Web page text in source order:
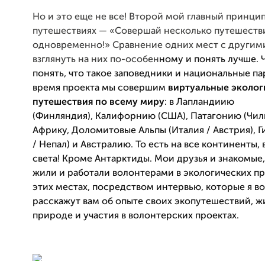
Но и это еще не все! Второй мой главный
путешествиях — «Совершай несколько
одновременно!» Сравнение одних мест с
взглянуть на них по-особенному и понять лучше.
понять, что такое заповедники и национальные
время проекта мы совершим виртуальные
путешествия по всему миру: в Лапландиию
(Финляндия), Калифорнию (США),
Патагонию
Африку, Доломитовые Альпы (Италия / Австрия),
/ Непал) и Австралию.
То есть на все континенты,
света! Кроме Антарктиды. Мои друзья и
жили и работали волонтерами в экологических
этих местах, посредством интервью, которые я
расскажут вам об опыте своих экопутешествий,
природе и участия в волонтерских проектах.